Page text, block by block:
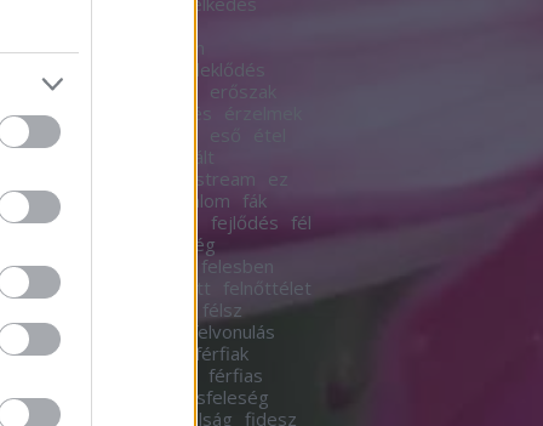
én így szoktam
érdeklődés
erkölcs
erőszak
erotikus érzékenyítés érzelmek
esélyegyenlőség eső
extrovertált
eznemmainstream ez
facebook fájdalom fák
fecskék fejlődés fél
felelősség
felesben
felhőszakadás felnőtt felnőttélet
félsz
felvonulás
feminizmus
férfiak
férfias
férfi energia
férjésfeleség
fészek fiatalság fidesz